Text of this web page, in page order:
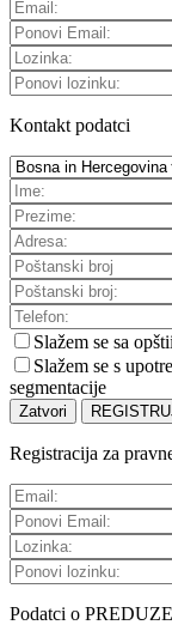
Kontakt podatci
Slažem se sa
Slažem se s
segmentacije
Zatvori
Registracija za
Podatci o